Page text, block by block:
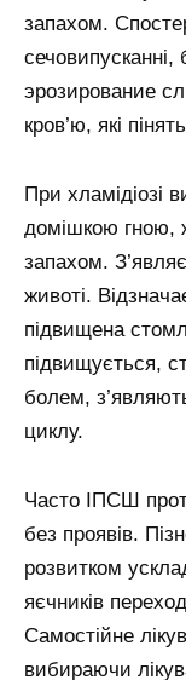
запахом.
сечовипусканні,
эрозирование
кров’ю, які
При хламідіозі
домішкою гною,
запахом.
животі.
підвищена
підвищується,
болем,
циклу.
Часто ІПСШ
без проявів.
розвитком
яєчників
Самостійне
вибираючи